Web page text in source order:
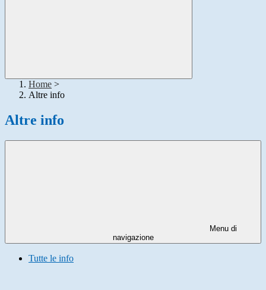
Home >
Altre info
Altre info
Menu di
navigazione
Tutte le info